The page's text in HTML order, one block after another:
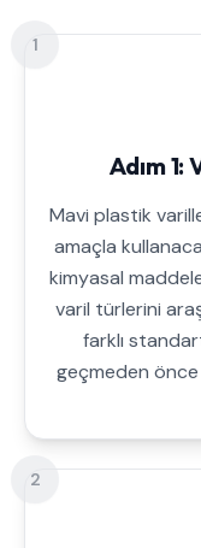
1
Adım
Mavi plastik
amaçla
kimyasal
varil türlerini
farklı
geçmeden önce
2